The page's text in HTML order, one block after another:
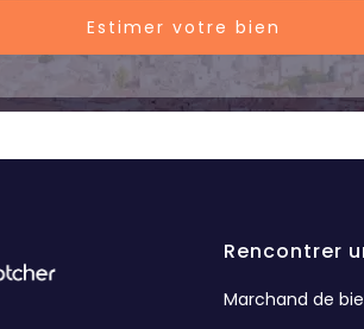
Estimer votre bien
Rencontrer
Marchand de